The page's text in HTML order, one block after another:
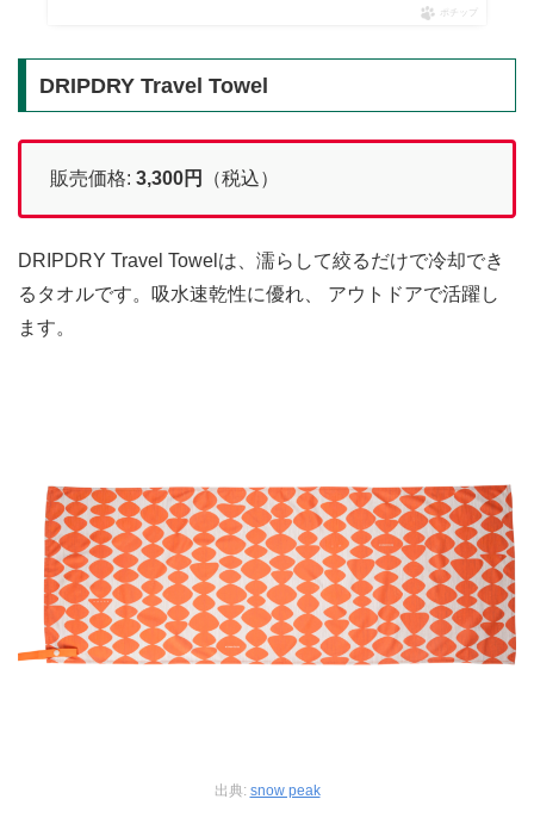
ポチップ
DRIPDRY Travel Towel
販売価格: 3,300円 （税込）
DRIPDRY Travel Towelは、濡らして絞るだけで冷却でき
るタオルです。吸水速乾性に優れ、 アウトドアで活躍し
ます。
出典: snow peak